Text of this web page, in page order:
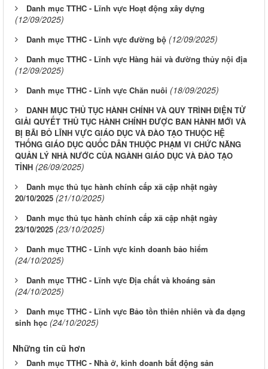
Danh mục TTHC - Lĩnh vực Hoạt động xây dựng
(12/09/2025)
Danh mục TTHC - Lĩnh vực đường bộ (12/09/2025)
Danh mục TTHC - Lĩnh vực Hàng hải và đường thủy nội địa
(12/09/2025)
Danh mục TTHC - Lĩnh vực Chăn nuôi (18/09/2025)
DANH MỤC THỦ TỤC HÀNH CHÍNH VÀ QUY TRÌNH ĐIỆN TỬ
GIẢI QUYẾT THỦ TỤC HÀNH CHÍNH ĐƯỢC BAN HÀNH MỚI VÀ
BỊ BÃI BỎ LĨNH VỰC GIÁO DỤC VÀ ĐÀO TẠO THUỘC HỆ
THỐNG GIÁO DỤC QUỐC DÂN THUỘC PHẠM VI CHỨC NĂNG
QUẢN LÝ NHÀ NƯỚC CỦA NGÀNH GIÁO DỤC VÀ ĐÀO TẠO
TỈNH (26/09/2025)
Danh mục thủ tục hành chính cấp xã cập nhật ngày
20/10/2025 (21/10/2025)
Danh mục thủ tục hành chính cấp xã cập nhật ngày
23/10/2025 (23/10/2025)
Danh mục TTHC - Lĩnh vực kinh doanh bảo hiểm
(24/10/2025)
Danh mục TTHC - Lĩnh vực Địa chất và khoáng sản
(24/10/2025)
Danh mục TTHC - Lĩnh vực Bảo tồn thiên nhiên và đa dạng
sinh học (24/10/2025)
Những tin cũ hơn
Danh mục TTHC - Nhà ở, kinh doanh bất động sản